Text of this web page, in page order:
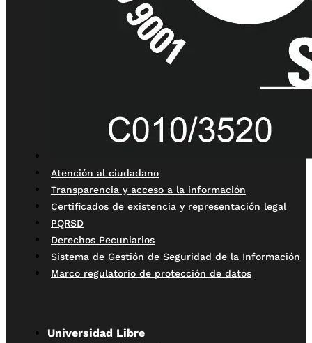
Atención al ciudadano
Transparencia y acceso a la información
Certificados de existencia y representación legal
PQRSD
Derechos Pecuniarios
Sistema de Gestión de Seguridad de la Información
Marco regulatorio de protección de datos
Universidad Libre